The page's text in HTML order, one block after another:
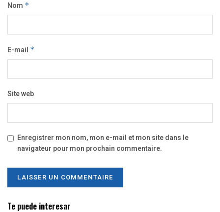
Nom *
E-mail *
Site web
Enregistrer mon nom, mon e-mail et mon site dans le
navigateur pour mon prochain commentaire.
Te puede interesar